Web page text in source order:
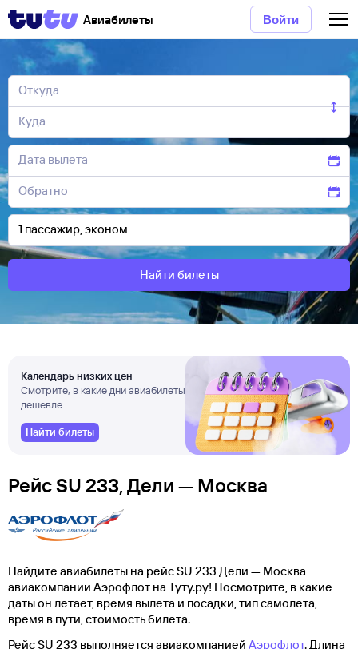
Авиабилеты Войти
Найти билеты
Календарь низких цен
Смотрите, в какие дни авиабилеты
дешевле
Найти билеты
Рейс SU 233, Дели — Москва
Найдите авиабилеты на рейс SU 233 Дели — Москва
авиакомпании Аэрофлот на Туту.ру! Посмотрите, в какие
даты он летает, время вылета и посадки, тип самолета,
время в пути, стоимость билета.
Рейс SU 233 выполняется авиакомпанией Аэрофлот. Длина